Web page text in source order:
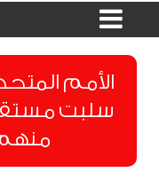
الأمم